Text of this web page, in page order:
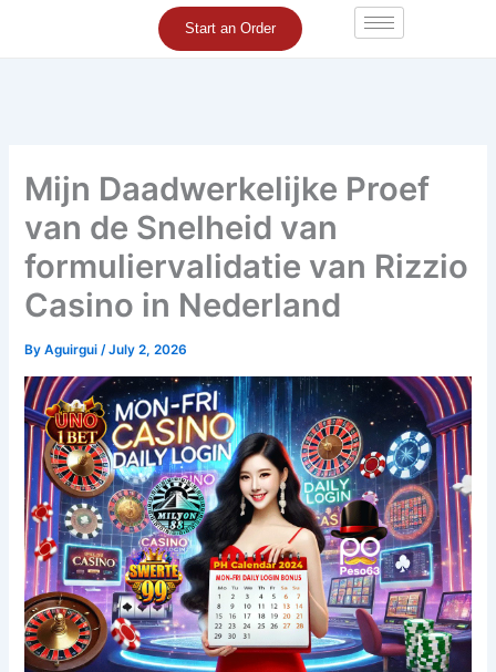
Start an Order
Mijn Daadwerkelijke Proef
van de Snelheid van
formuliervalidatie van Rizzio
Casino in Nederland
ByAguirgui/July 2, 2026